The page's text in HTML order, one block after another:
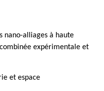
nano-alliages à haute
expérimentale et
et espace